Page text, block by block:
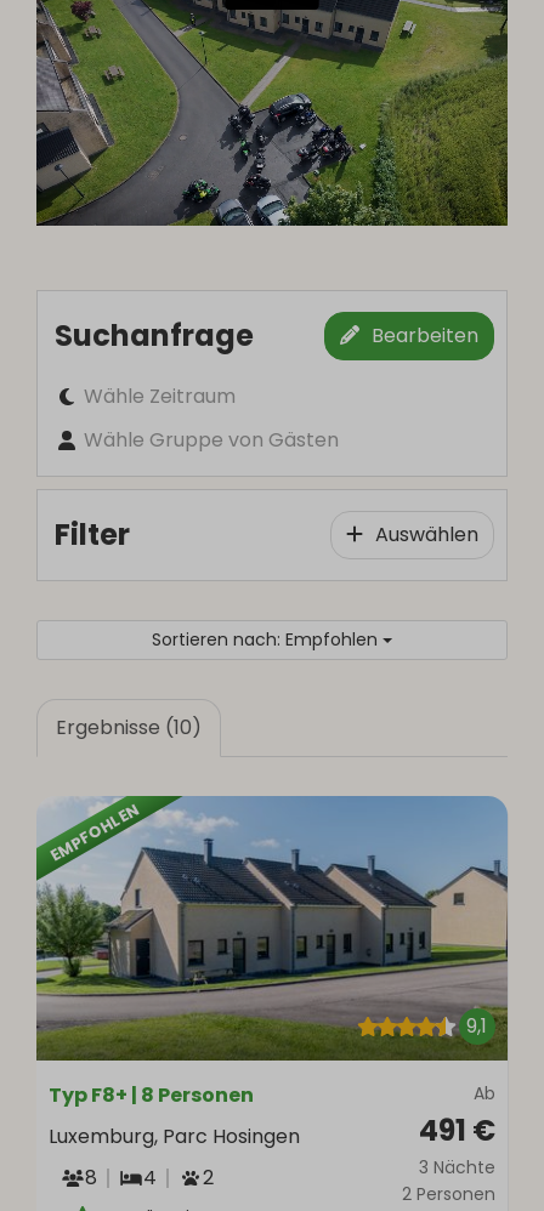
Suchanfrage Bearbeiten
Wähle Zeitraum
Wähle Gruppe von Gästen
Filter Auswählen
Sortieren nach: Empfohlen
Ergebnisse (10)
EMPFOHLEN
9,1
Ab
491 €
3 Nächte
2 Personen
Typ F8+ | 8 Personen
Luxemburg, Parc Hosingen
8
4
2